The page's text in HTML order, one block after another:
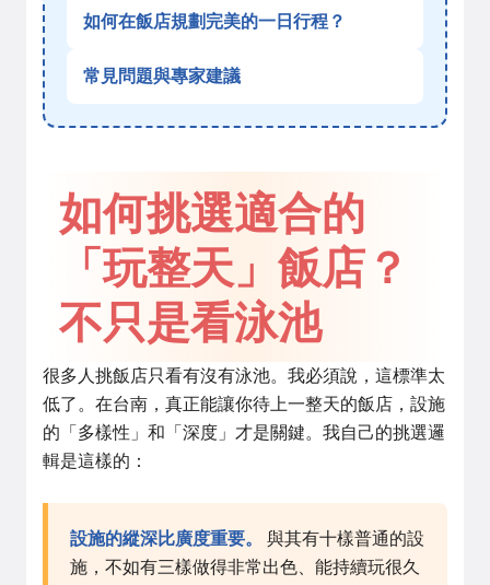
如何在飯店規劃完美的一日行程？
常見問題與專家建議
如何挑選適合的
「玩整天」飯店？
不只是看泳池
很多人挑飯店只看有沒有泳池。我必須說，這標準太
低了。在台南，真正能讓你待上一整天的飯店，設施
的「多樣性」和「深度」才是關鍵。我自己的挑選邏
輯是這樣的：
設施的縱深比廣度重要。
與其有十樣普通的設
施，不如有三樣做得非常出色、能持續玩很久